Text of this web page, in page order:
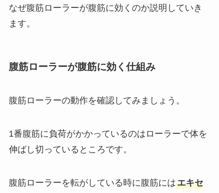
なぜ腹筋ローラーが腹筋に効くのか説明していき
ます。
腹筋ローラーが腹筋に効く仕組み
腹筋ローラーの動作を確認してみましょう。
1番腹筋に負荷がかかっているのはローラーで体を
伸ばし切っているところです。
腹筋ローラーを転がしている時に腹筋にはエキセ